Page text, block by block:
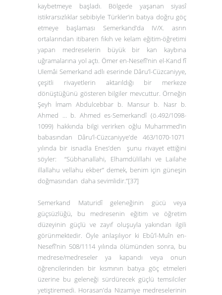
kaybetmeye başladı. Bölgede yaşanan siyasî
istikrarsızlıklar sebibiyle Türkler’in batıya doğru göç
etmeye başlaması Semerkand’da IV/X. asrın
ortalarından itibaren fıkıh ve kelam eğitim-öğretimi
yapan medreselerin büyük bir kan kaybına
uğramalarına yol açtı. Ömer en-Nesefî’nin el-Kand fî
Ulemâi Semerkand adlı eserinde Dâru’l-Cüzcaniyye,
çeşitli rivayetlerin aktarıldığı bir merkeze
dönüştüğünü gösteren bilgiler mevcuttur. Örneğin
Şeyh İmam Abdulcebbar b. Mansur b. Nasr b.
Ahmed … b. Ahmed es-Semerkandî (ö.492/1098-
1099) hakkında bilgi verirken oğlu Muhammed’in
babasından Dâru’l-Cüzcaniyye’de 463/1070-1071
yılında bir isnadla Enes’den şunu rivayet ettiğini
söyler: “Sübhanallahi, Elhamdülillahi ve Lailahe
illallahu vellahu ekber” demek, benim için güneşin
doğmasından daha sevimlidir.”[37]
Semerkand Maturidî geleneğinin gücü veya
güçsüzlüğü, bu medresenin eğitim ve öğretim
düzeyinin güçlü ve zayıf oluşuyla yakından ilgili
görünmektedir. Öyle anlaşılıyor ki Ebû’l-Muîn en-
Nesefî’nin 508/1114 yılında ölümünden sonra, bu
medrese/medreseler ya kapandı veya onun
öğrencilerinden bir kısmının batıya göç etmeleri
üzerine bu geleneği sürdürecek güçlü temsilciler
yetiştiremedi. Horasan’da Nizamiye medreselerinin